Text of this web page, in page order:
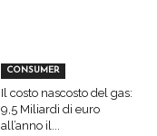
CONSUMER
Il costo nascosto del gas:
9,5 Miliardi di euro
all’anno il...